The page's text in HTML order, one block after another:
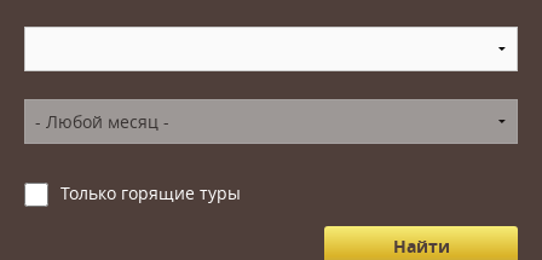
Новости
Контакты
Только горящие туры